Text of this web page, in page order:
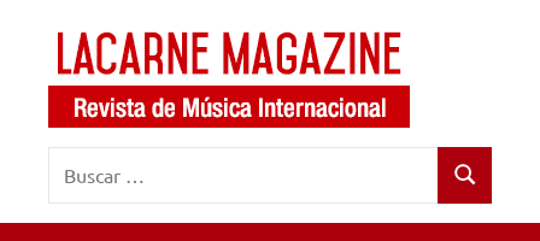
contenido
LaCarne
Magazine
de
música
internacional
Buscar